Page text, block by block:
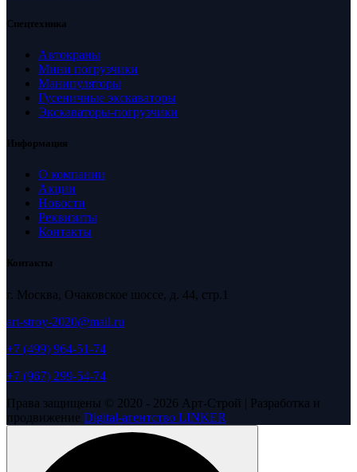
Спецтехника
Автокраны
Мини погрузчики
Манипуляторы
Гусеничные экскаваторы
Экскаваторы-погрузчики
Информация
О компании
Акции
Новости
Реквизиты
Контакты
Контакты
г. Москва, Очаковское шоссе, д. 44, стр.1
art-stroy-2020@mail.ru
+7 (499) 964-51-74
+7 (967) 299-54-74
Права защищены © 2020 - 2026 Арт-Строй | Разработка и
продвижение Digital-агентство LINKER